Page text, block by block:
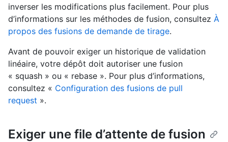
inverser les modifications plus facilement. Pour plus
d’informations sur les méthodes de fusion, consultez À
propos des fusions de demande de tirage.
Avant de pouvoir exiger un historique de validation
linéaire, votre dépôt doit autoriser une fusion
« squash » ou « rebase ». Pour plus d’informations,
consultez « Configuration des fusions de pull
request ».
Exiger une file d’attente de fusion